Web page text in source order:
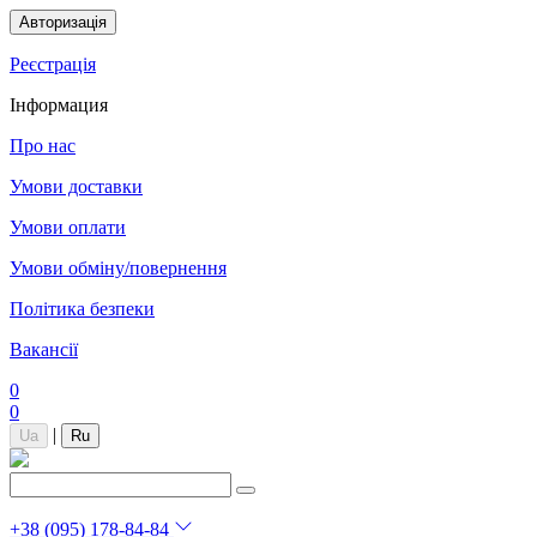
Авторизація
Реєстрація
Інформация
Про нас
Умови доставки
Умови оплати
Умови обміну/повернення
Політика безпеки
Вакансії
0
0
Ua | Ru
+38 (095) 178-84-84